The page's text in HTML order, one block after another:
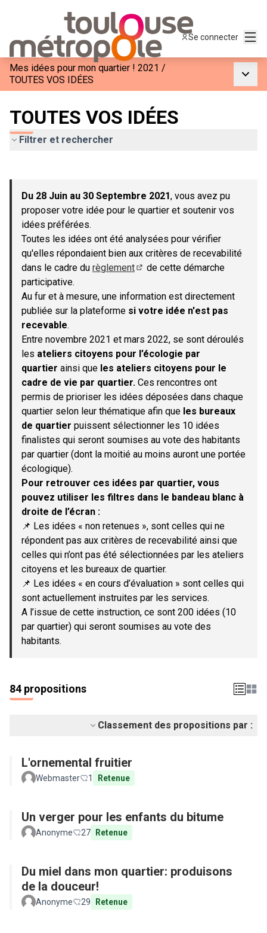
Se connecter
Mes idées pour mon quartier ! 2021 /
TOUTES VOS IDÉES
TOUTES VOS IDÉES
Filtrer et rechercher
−
Du 28 Juin au 30 Septembre 2021, vous avez pu
proposer votre idée pour le quartier et soutenir vos
idées préférées.
Toutes les idées ont été analysées pour vérifier
qu'elles répondaient bien aux critères de recevabilité
dans le cadre du règlement
de cette démarche
participative.
Au fur et à mesure, une information est directement
publiée sur la plateforme si votre idée n'est pas
recevable.
Entre novembre 2021 et mars 2022, se sont déroulés
les ateliers citoyens pour l’écologie par
quartier ainsi que les ateliers citoyens pour le
cadre de vie par quartier. Ces rencontres ont
permis de prioriser les idées déposées dans chaque
quartier selon leur thématique afin que les bureaux
de quartier puissent sélectionner les 10 idées
finalistes qui seront soumises au vote des habitants
par quartier (dont la moitié au moins auront une portée
écologique).
Pour retrouver ces idées par quartier, vous
pouvez utiliser les filtres dans le bandeau blanc à
droite de l’écran :
📌 Les idées « non retenues », sont celles qui ne
répondent pas aux critères de recevabilité ainsi que
celles qui n’ont pas été sélectionnées par les ateliers
citoyens et les bureaux de quartier.
📌 Les idées « en cours d’évaluation » sont celles qui
sont actuellement instruites par les services.
A l’issue de cette instruction, ce sont 200 idées (10
par quartier) qui seront soumises au vote des
habitants.
84 propositions
Classement des propositions par :
L'ornemental fruitier
Webmaster 1 Retenue
Un verger pour les enfants du bitume
Anonyme 27 Retenue
Du miel dans mon quartier: produisons
de la douceur!
Anonyme 29 Retenue